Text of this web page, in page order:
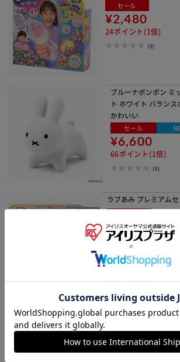
セール
¥2,480
24ポイント(1倍)
(0)
ブルーナボンボン ミ
ト ホワイト バラン
かわいい
セール
¥6,600
66ポイント(1倍)
(0)
ラブあみ プレミアムセ
¥3,980
39ポイント(1倍)
レゴ クラシック 黄色
ックス スペシャル
¥7,600
76ポイント(1倍)
500円OFFクーポ